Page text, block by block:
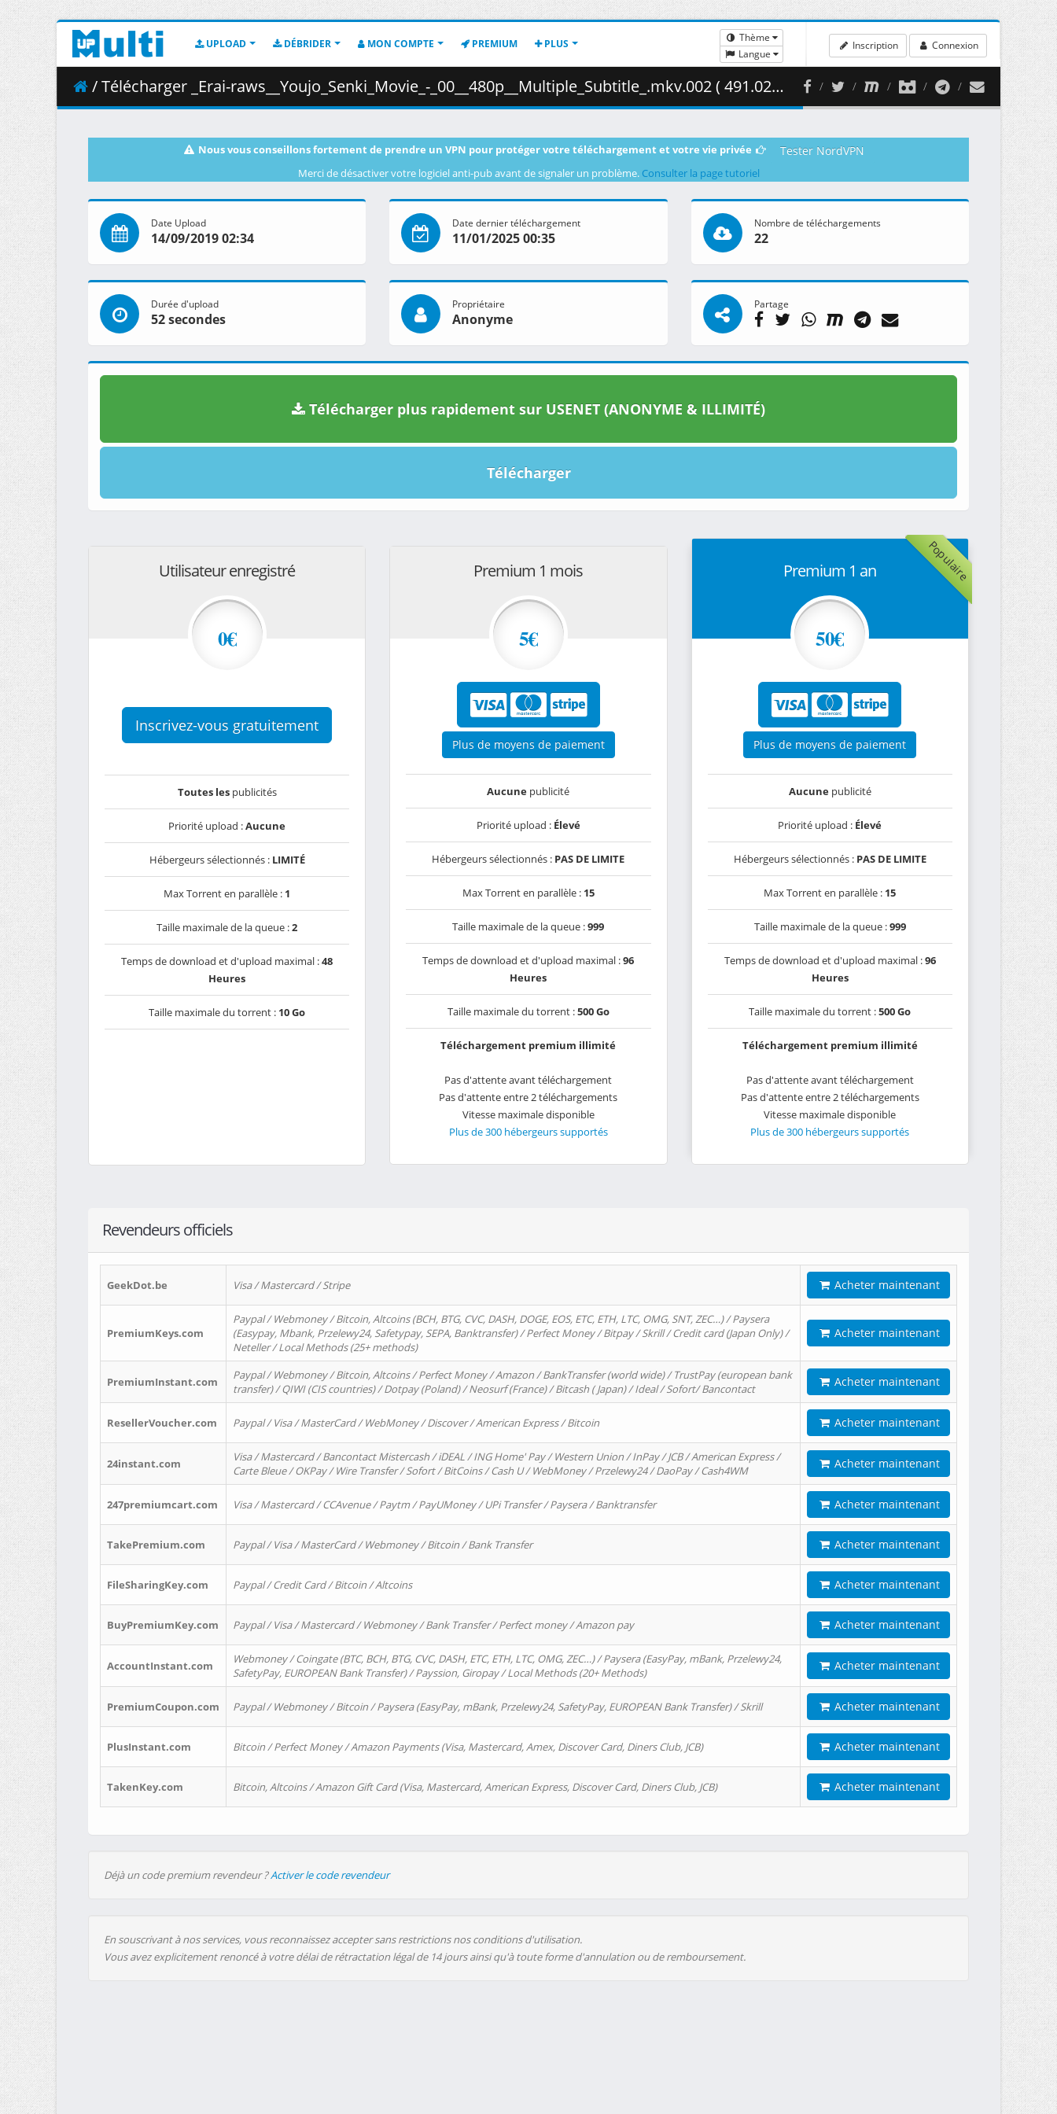
UPLOAD DÉBRIDER MON COMPTE PREMIUM PLUS
Thème
Langue
Inscription Connexion
/ Télécharger _Erai-raws__Youjo_Senki_Movie_-_00__480p__Multiple_Subtitle_.mkv.002 ( 491.02 MB )
Nous vous conseillons fortement de prendre un VPN pour protéger votre téléchargement et votre vie privée Tester NordVPN
Merci de désactiver votre logiciel anti-pub avant de signaler un problème. Consulter la page tutoriel
Date Upload
14/09/2019 02:34
Date dernier téléchargement
11/01/2025 00:35
Nombre de téléchargements
22
Durée d'upload
52 secondes
Propriétaire
Anonyme
Partage
Télécharger plus rapidement sur USENET (ANONYME & ILLIMITÉ)
Télécharger
Utilisateur enregistré
0€
Inscrivez-vous gratuitement
Toutes lespublicités
Priorité upload :Aucune
Hébergeurs sélectionnés : LIMITÉ
Max Torrent en parallèle : 1
Taille maximale de la queue :2
Temps de download et d'upload maximal :48
Heures
Taille maximale du torrent : 10 Go
Premium 1 mois
5€
Plus de moyens de paiement
Aucune publicité
Priorité upload : Élevé
Hébergeurs sélectionnés : PAS DE LIMITE
Max Torrent en parallèle : 15
Taille maximale de la queue :999
Temps de download et d'upload maximal :96
Heures
Taille maximale du torrent :500 Go
Téléchargement premium illimité
Pas d'attente avant téléchargement
Pas d'attente entre 2 téléchargements
Vitesse maximale disponible
Plus de 300 hébergeurs supportés
Populaire
Premium 1 an
50€
Plus de moyens de paiement
Aucunepublicité
Priorité upload : Élevé
Hébergeurs sélectionnés : PAS DE LIMITE
Max Torrent en parallèle : 15
Taille maximale de la queue :999
Temps de download et d'upload maximal :96
Heures
Taille maximale du torrent :500 Go
Téléchargement premium illimité
Pas d'attente avant téléchargement
Pas d'attente entre 2 téléchargements
Vitesse maximale disponible
Plus de 300 hébergeurs supportés
Revendeurs officiels
GeekDot.be Visa / Mastercard / Stripe Acheter maintenant
PremiumKeys.com
Paypal / Webmoney / Bitcoin, Altcoins (BCH, BTG, CVC, DASH, DOGE, EOS, ETC, ETH, LTC, OMG, SNT, ZEC…) / Paysera
(Easypay, Mbank, Przelewy24, Safetypay, SEPA, Banktransfer) / Perfect Money / Bitpay / Skrill / Credit card (Japan Only) /
Neteller / Local Methods (25+ methods)
Acheter maintenant
PremiumInstant.com
Paypal / Webmoney / Bitcoin, Altcoins / Perfect Money / Amazon / BankTransfer (world wide) / TrustPay (european bank
transfer) / QIWI (CIS countries) / Dotpay (Poland) / Neosurf (France) / Bitcash ( Japan) / Ideal / Sofort/ Bancontact
Acheter maintenant
ResellerVoucher.com Paypal / Visa / MasterCard / WebMoney / Discover / American Express / Bitcoin Acheter maintenant
24instant.com
Visa / Mastercard / Bancontact Mistercash / iDEAL / ING Home' Pay / Western Union / InPay / JCB / American Express /
Carte Bleue / OKPay / Wire Transfer / Sofort / BitCoins / Cash U / WebMoney / Przelewy24 / DaoPay / Cash4WM
Acheter maintenant
247premiumcart.com Visa / Mastercard / CCAvenue / Paytm / PayUMoney / UPi Transfer / Paysera / Banktransfer Acheter maintenant
TakePremium.com Paypal / Visa / MasterCard / Webmoney / Bitcoin / Bank Transfer Acheter maintenant
FileSharingKey.com Paypal / Credit Card / Bitcoin / Altcoins Acheter maintenant
BuyPremiumKey.com Paypal / Visa / Mastercard / Webmoney / Bank Transfer / Perfect money / Amazon pay Acheter maintenant
AccountInstant.com
Webmoney / Coingate (BTC, BCH, BTG, CVC, DASH, ETC, ETH, LTC, OMG, ZEC…) / Paysera (EasyPay, mBank, Przelewy24,
SafetyPay, EUROPEAN Bank Transfer) / Payssion, Giropay / Local Methods (20+ Methods)
Acheter maintenant
PremiumCoupon.com Paypal / Webmoney / Bitcoin / Paysera (EasyPay, mBank, Przelewy24, SafetyPay, EUROPEAN Bank Transfer) / Skrill Acheter maintenant
PlusInstant.com Bitcoin / Perfect Money / Amazon Payments (Visa, Mastercard, Amex, Discover Card, Diners Club, JCB) Acheter maintenant
TakenKey.com Bitcoin, Altcoins / Amazon Gift Card (Visa, Mastercard, American Express, Discover Card, Diners Club, JCB) Acheter maintenant
Déjà un code premium revendeur ?Activer le code revendeur
En souscrivant à nos services, vous reconnaissez accepter sans restrictions nos conditions d'utilisation.
Vous avez explicitement renoncé à votre délai de rétractation légal de 14 jours ainsi qu'à toute forme d'annulation ou de remboursement.